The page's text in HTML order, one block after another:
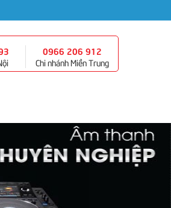
0966 206 912
Chi nhánh Miền Trung